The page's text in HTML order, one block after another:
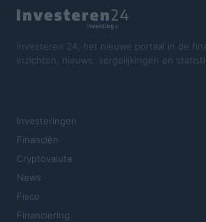
Investeren 24, het nieuwe portaal in de
Inzichten, nieuws, vergelijkingen en
Investeringen
Financiën
Cryptovaluta
News
Fisco
Financiering